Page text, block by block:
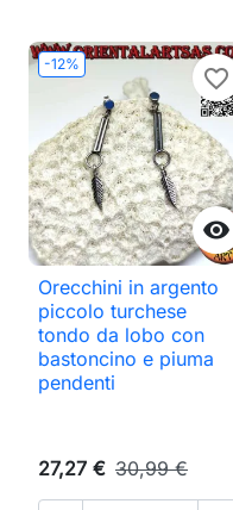
-12%

favorite_border
Orecchini in argento
piccolo turchese
tondo da lobo con
bastoncino e piuma
pendenti
27,27 € 30,99 €